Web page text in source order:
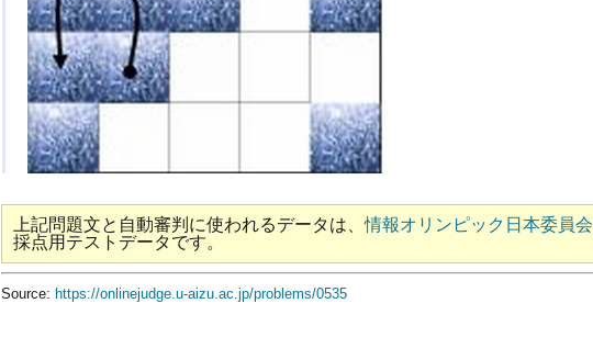
上記問題文と自動審判に使われるデータは、情報オリンピック日本委員会
採点用テストデータです。
Source: https://onlinejudge.u-aizu.ac.jp/problems/0535